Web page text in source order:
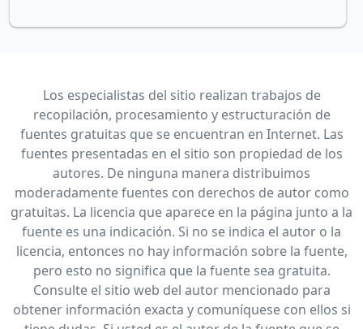
Los especialistas del sitio realizan trabajos de
recopilación, procesamiento y estructuración de
fuentes gratuitas que se encuentran en Internet. Las
fuentes presentadas en el sitio son propiedad de los
autores. De ninguna manera distribuimos
moderadamente fuentes con derechos de autor como
gratuitas. La licencia que aparece en la página junto a la
fuente es una indicación. Si no se indica el autor o la
licencia, entonces no hay información sobre la fuente,
pero esto no significa que la fuente sea gratuita.
Consulte el sitio web del autor mencionado para
obtener información exacta y comuníquese con ellos si